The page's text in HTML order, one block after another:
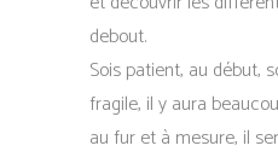
debout.
Sois patient, au début,
fragile, il y aura
au fur et à mesure, il